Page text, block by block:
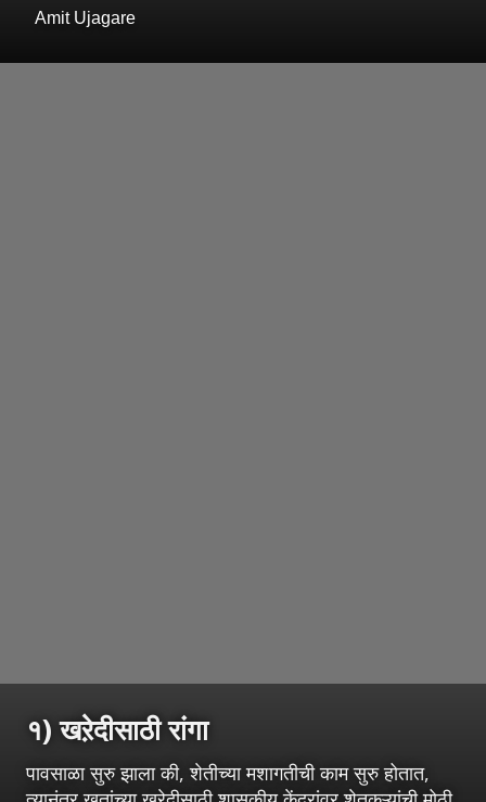
Amit Ujagare
१) खऱेदीसाठी रांगा
पावसाळा सुरु झाला की, शेतीच्या मशागतीची काम सुरु होतात,